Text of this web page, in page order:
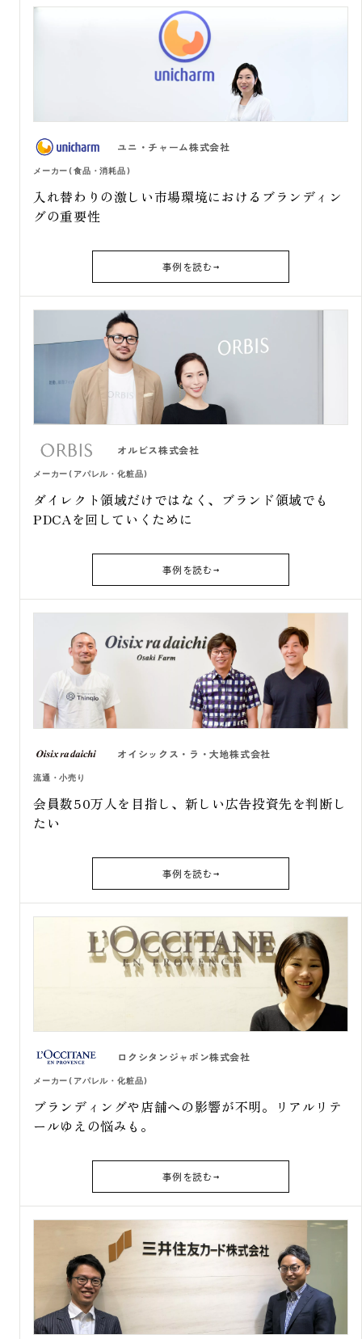
ユニ・チャーム株式会社
メーカー(食品・消耗品)
入れ替わりの激しい市場環境におけるブランディン
グの重要性
事例を読む
オルビス株式会社
メーカー(アパレル・化粧品)
ダイレクト領域だけではなく、ブランド領域でも
PDCAを回していくために
事例を読む
オイシックス・ラ・大地株式会社
流通・小売り
会員数50万人を目指し、新しい広告投資先を判断し
たい
事例を読む
ロクシタンジャポン株式会社
メーカー(アパレル・化粧品)
ブランディングや店舗への影響が不明。リアルリテ
ールゆえの悩みも。
事例を読む